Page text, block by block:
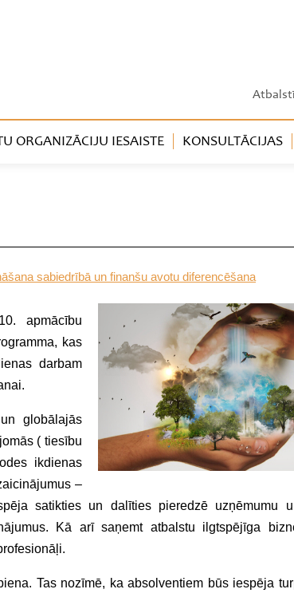
ORGANIZĀCIJU IESAISTE KONSULTĀCIJAS
sabiedrībā un finanšu avotu diferencēšana
apmācību
kas
darbam
globālajās
( tiesību
ikdienas
–
satikties un dalīties pieredzē uzņēmumu
Kā arī saņemt atbalstu ilgtspējīga
Tas nozīmē, ka absolventiem būs iespēja